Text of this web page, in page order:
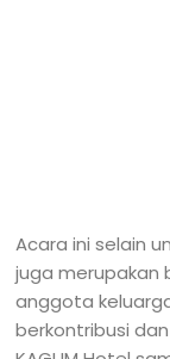
Acara ini selain
juga merupakan
anggota
berkontribusi